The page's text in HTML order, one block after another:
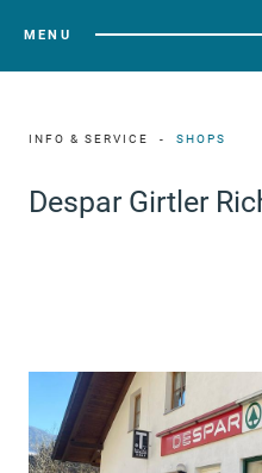
MENU
INFO & SERVICE SHOPS
Despar Girtler